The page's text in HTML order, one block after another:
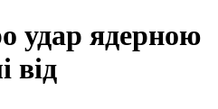
удар ядерною
від